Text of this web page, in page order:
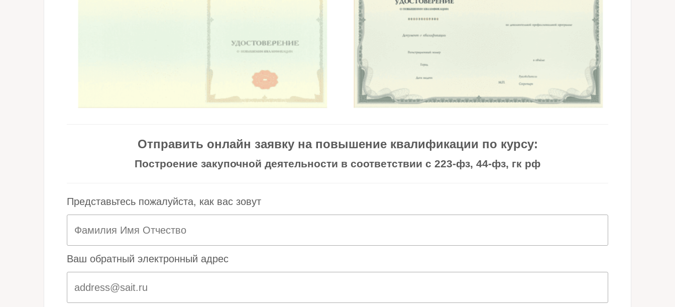
Отправить онлайн заявку на повышение квалификации по курсу:
Построение закупочной деятельности в соответствии с 223-фз, 44-фз, гк рф
Представьтесь пожалуйста, как вас зовут
Ваш обратный электронный адрес